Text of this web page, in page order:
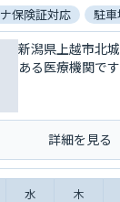
保険証対応 駐車
新潟県上越市北
ある医療機関です
詳細を見る
水 木